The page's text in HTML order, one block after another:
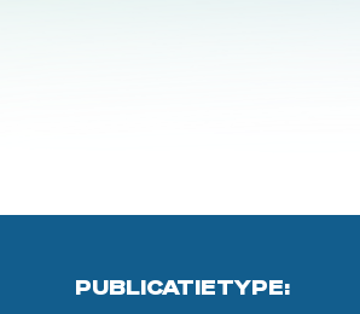
PUBLICATIETYPE: